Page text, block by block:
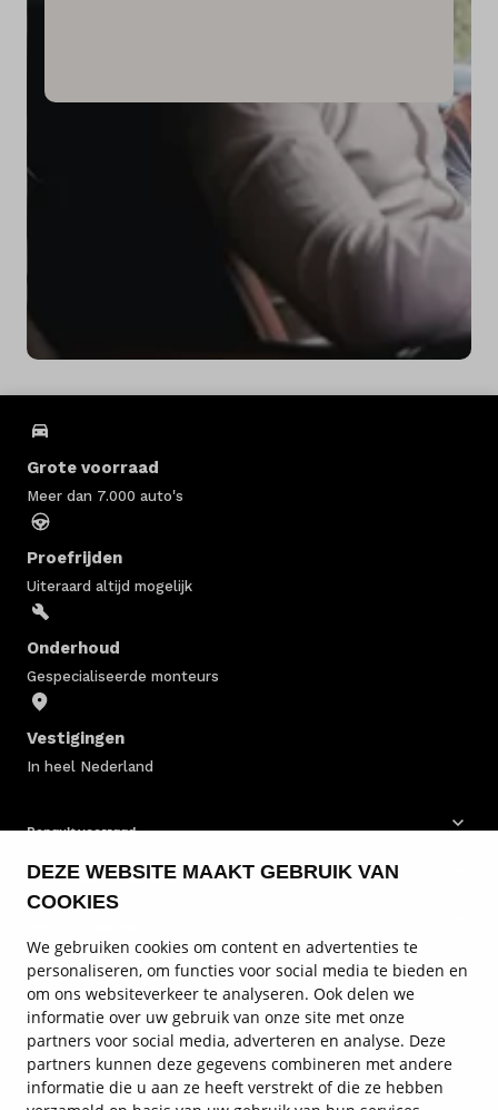
DEZE WEBSITE MAAKT GEBRUIK VAN
COOKIES
We gebruiken cookies om content en advertenties te
personaliseren, om functies voor social media te bieden en
om ons websiteverkeer te analyseren. Ook delen we
informatie over uw gebruik van onze site met onze
partners voor social media, adverteren en analyse. Deze
partners kunnen deze gegevens combineren met andere
informatie die u aan ze heeft verstrekt of die ze hebben
Grote voorraad
Meer dan 7.000 auto's
Proefrijden
Uiteraard altijd mogelijk
Onderhoud
Gespecialiseerde monteurs
Vestigingen
In heel Nederland
Renault voorraad
Renault bedrijfswagens
Renault onderhoud
Renault diensten
Service en contact